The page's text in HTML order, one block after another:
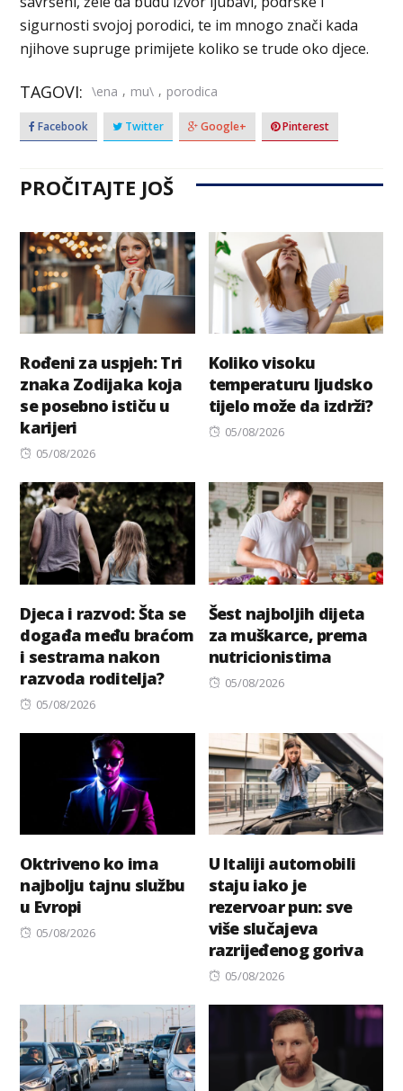
sigurnosti svojoj porodici, te im mnogo znači kada
njihove supruge primijete koliko se trude oko djece.
TAGOVI: \ena , mu\ , porodica
Facebook Twitter Google+ Pinterest
PROČITAJTE JOŠ
Rođeni za uspjeh: Tri
znaka Zodijaka koja
se posebno ističu u
karijeri
Posted
05/08/2026
Koliko visoku
temperaturu ljudsko
tijelo može da izdrži?
Posted
05/08/2026
Djeca i razvod: Šta se
događa među braćom
i sestrama nakon
razvoda roditelja?
Posted
05/08/2026
Šest najboljih dijeta
za muškarce, prema
nutricionistima
Posted
05/08/2026
Oktriveno ko ima
najbolju tajnu službu
u Evropi
Posted
05/08/2026
U Italiji automobili
staju iako je
rezervoar pun: sve
više slučajeva
razrijeđenog goriva
Posted
05/08/2026